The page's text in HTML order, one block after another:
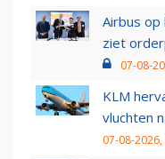
Airbus
ziet
07-08-
KLM
vluchten
07-08-